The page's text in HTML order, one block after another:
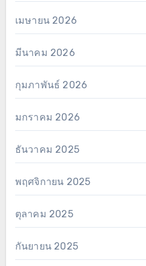
เมษายน 2026
มีนาคม 2026
กุมภาพันธ์ 2026
มกราคม 2026
ธันวาคม 2025
พฤศจิกายน 2025
ตุลาคม 2025
กันยายน 2025